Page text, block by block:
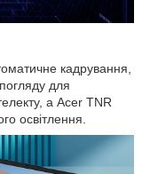
кадрування,
для
а Acer TNR
освітлення.